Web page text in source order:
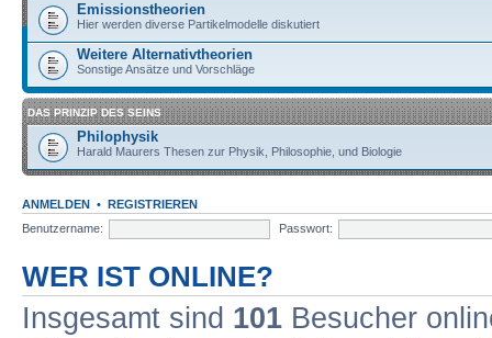
Emissionstheorien
Hier werden diverse Partikelmodelle diskutiert
Weitere Alternativtheorien
Sonstige Ansätze und Vorschläge
DAS PRINZIP DES SEINS
Philophysik
Harald Maurers Thesen zur Physik, Philosophie, und Biologie
ANMELDEN • REGISTRIEREN
Benutzername:
Passwort:
WER IST ONLINE?
Insgesamt sind 101 Besucher